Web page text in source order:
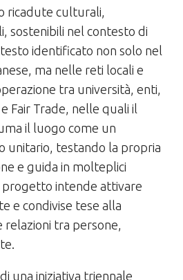
ricadute culturali,
sostenibili nel contesto di
identificato non solo nel
ma nelle reti locali e
tra università, enti,
Fair Trade, nelle quali il
il luogo come un
unitario, testando la propria
e guida in molteplici
progetto intende attivare
e condivise tese alla
tra persone,
una iniziativa triennale